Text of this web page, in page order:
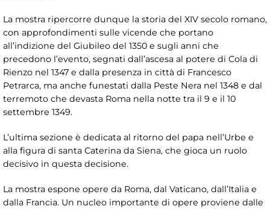
La mostra ripercorre dunque la storia del XIV secolo romano,
con approfondimenti sulle vicende che portano
all’indizione del Giubileo del 1350 e sugli anni che
precedono l’evento, segnati dall’ascesa al potere di Cola di
Rienzo nel 1347 e dalla presenza in città di Francesco
Petrarca, ma anche funestati dalla Peste Nera nel 1348 e dal
terremoto che devasta Roma nella notte tra il 9 e il 10
settembre 1349.
L’ultima sezione è dedicata al ritorno del papa nell’Urbe e
alla figura di santa Caterina da Siena, che gioca un ruolo
decisivo in questa decisione.
La mostra espone opere da Roma, dal Vaticano, dall’Italia e
dalla Francia. Un nucleo importante di opere proviene dalle